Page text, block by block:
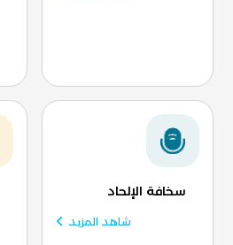
سخافة الإلحاد
شاهد المزيد